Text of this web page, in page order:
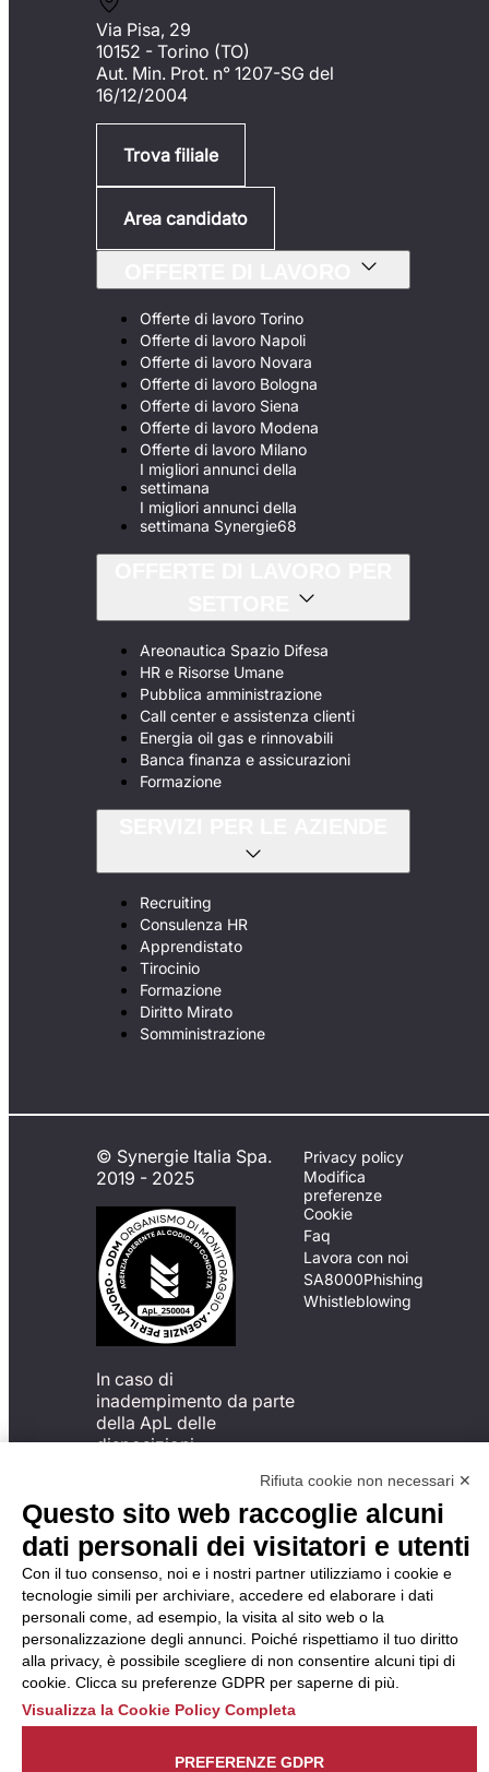
Via Pisa, 29
10152 - Torino (TO)
Aut. Min. Prot. n° 1207-SG del
16/12/2004
Trova filiale
Area candidato
Offerte di lavoro Torino
Offerte di lavoro Napoli
Offerte di lavoro Novara
Offerte di lavoro Bologna
Offerte di lavoro Siena
Offerte di lavoro Modena
Offerte di lavoro Milano
I migliori annunci della
settimana
I migliori annunci della
settimana Synergie68
Areonautica Spazio Difesa
HR e Risorse Umane
Pubblica amministrazione
Call center e assistenza clienti
Energia oil gas e rinnovabili
Banca finanza e assicurazioni
Formazione
Recruiting
Consulenza HR
Apprendistato
Tirocinio
Formazione
Diritto Mirato
Somministrazione
© Synergie Italia Spa.
2019 - 2025
In caso di
inadempimento da parte
della ApL delle
disposizioni
possibile presentare un
reclamo
all’Organismo di
Monitoraggio utilizzando
una delle modalità
descritte al seguente
indirizzo web
https://odm-
agenzielavoro.it/reclami/.
Privacy policy
Modifica
preferenze
Cookie
Faq
Lavora con noi
SA8000Phishing
Whistleblowing
Rifiuta cookie non necessari ✕
Questo sito web raccoglie alcuni
dati personali dei visitatori e utenti
Con il tuo consenso, noi e i nostri partner utilizziamo i cookie e
tecnologie simili per archiviare, accedere ed elaborare i dati
personali come, ad esempio, la visita al sito web o la
personalizzazione degli annunci. Poiché rispettiamo il tuo diritto
alla privacy, è possibile scegliere di non consentire alcuni tipi di
cookie. Clicca su preferenze GDPR per saperne di più.
Visualizza la Cookie Policy Completa
PREFERENZE GDPR